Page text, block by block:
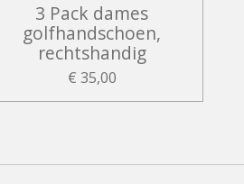
3 Pack dames
golfhandschoen,
rechtshandig
€ 35,00